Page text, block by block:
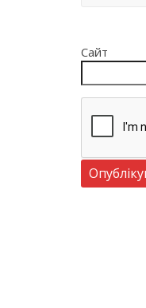
Сайт